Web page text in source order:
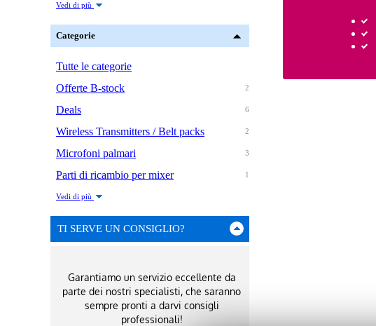
Vedi di più
Categorie
Tutte le categorie
2
Offerte B-stock
6
Deals
2
Wireless Transmitters / Belt packs
3
Microfoni palmari
1
Parti di ricambio per mixer
Vedi di più
TI SERVE UN CONSIGLIO?
Garantiamo un servizio eccellente da
parte dei nostri specialisti, che saranno
sempre pronti a darvi consigli
professionali!